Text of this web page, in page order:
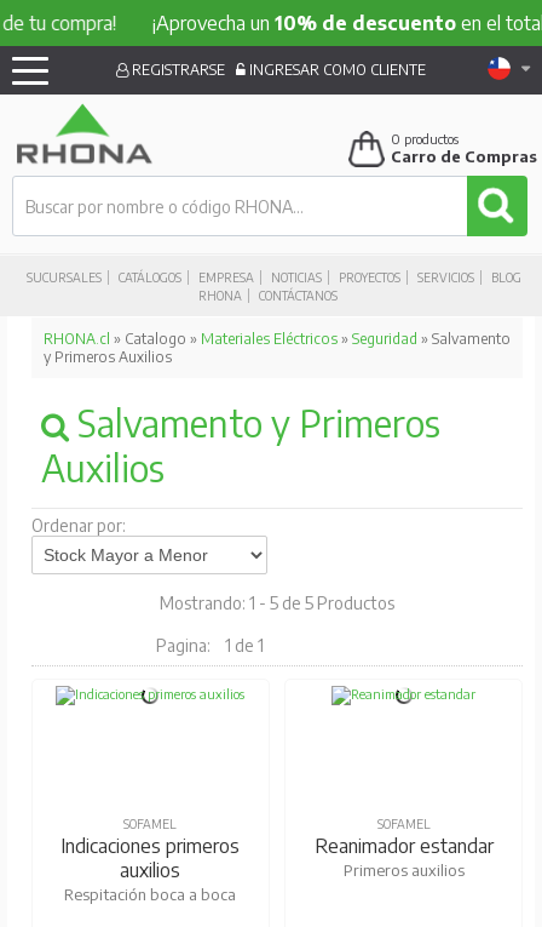
¡Aprovecha un10% de descuentoen el total de
SUCURSALES CATÁLOGOS EMPRESA NOTICIAS PROYECTOS SERVICIOS
BLOG
RHONA
CONTÁCTANOS
REGISTRARSE INGRESAR COMO CLIENTE
0 productos
Carro de Compras
RHONA.cl » Catalogo » Materiales Eléctricos» Seguridad » Salvamento
y Primeros Auxilios
Salvamento y Primeros
Auxilios
Ordenar por:
Mostrando: 1 - 5 de 5 Productos
Pagina: 1 de 1
SOFAMEL
Indicaciones primeros
auxilios
Respitación boca a boca
SOFAMEL
Reanimador estandar
Primeros auxilios